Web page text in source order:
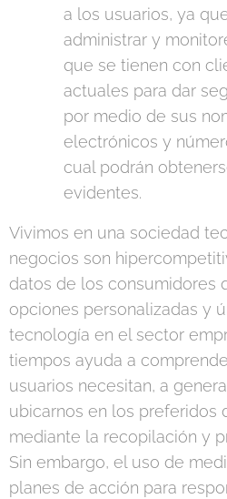
a los usuarios, ya
administrar y
que se tienen con
actuales para dar
por medio de sus
electrónicos y
cual podrán
evidentes.
Vivimos en una sociedad
negocios son
datos de los consumidores
opciones personalizadas y
tecnología en el sector
tiempos ayuda a
usuarios necesitan, a
ubicarnos en los preferidos
mediante la recopilación y
Sin embargo, el uso de
planes de acción para